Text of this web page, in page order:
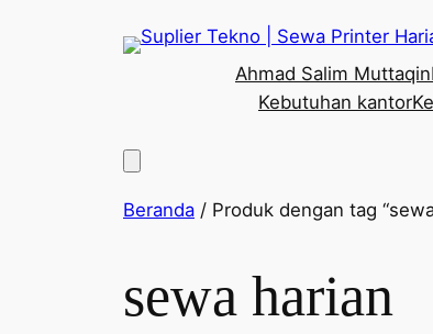
Ahmad Salim Muttaqin
Kebutuhan kantor
Beranda / Produk dengan tag
sewa harian